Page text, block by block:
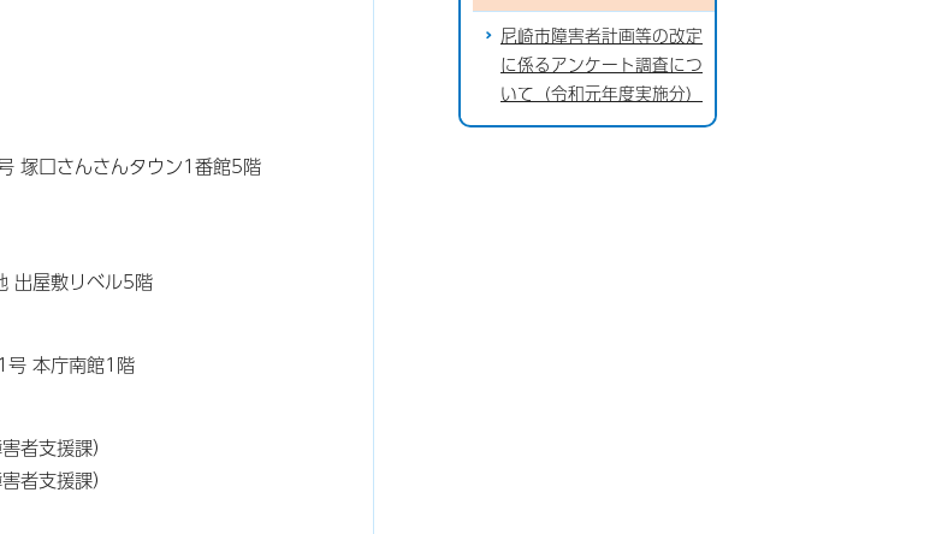
塚口さんさんタウン1番館5階
出屋敷リベル5階
本庁南館1階
者支援課）
者支援課）
尼崎市障害者計画等の改定
に係るアンケート調査につ
いて（令和元年度実施分）